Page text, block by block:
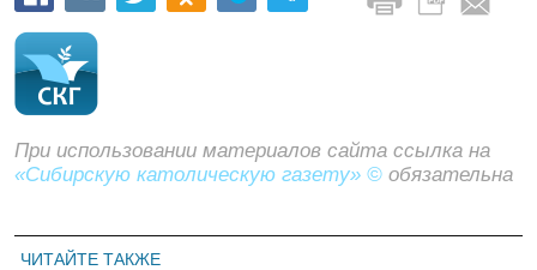
При использовании материалов сайта ссылка на
«Сибирскую католическую газету» © обязательна
ЧИТАЙТЕ ТАКЖЕ